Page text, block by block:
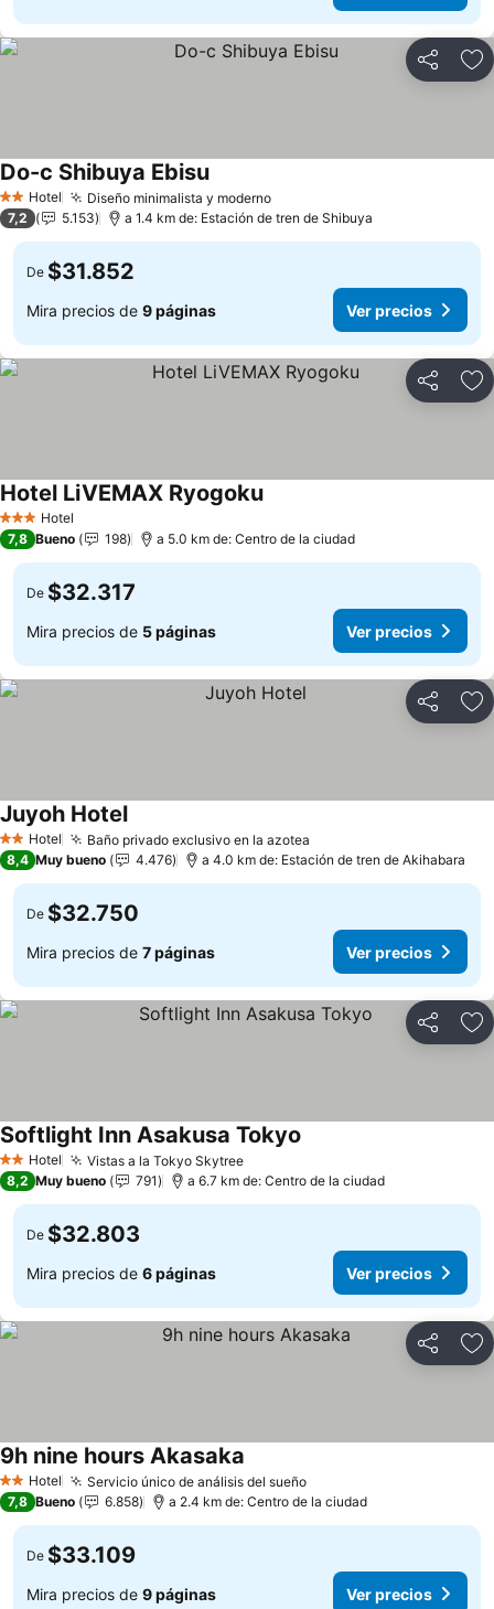
Compartir
2 Estrellas
Hotel Diseño minimalista y moderno
Do-c Shibuya Ebisu
7,2 5.153 a 1.4 km de: Estación de tren de Shibuya
De $31.852
Mira precios de 9 páginas Ver precios
Compartir
3 Estrellas
Hotel
Hotel LiVEMAX Ryogoku
7,8 Bueno 198 a 5.0 km de: Centro de la ciudad
De $32.317
Mira precios de 5 páginas Ver precios
Compartir
2 Estrellas
Hotel Baño privado exclusivo en la azotea
Juyoh Hotel
8,4 Muy bueno 4.476 a 4.0 km de: Estación de tren de Akihabara
De $32.750
Mira precios de 7 páginas Ver precios
Compartir
2 Estrellas
Hotel Vistas a la Tokyo Skytree
Softlight Inn Asakusa Tokyo
8,2 Muy bueno 791 a 6.7 km de: Centro de la ciudad
De $32.803
Mira precios de 6 páginas Ver precios
Compartir
2 Estrellas
Hotel Servicio único de análisis del sueño
9h nine hours Akasaka
7,8 Bueno 6.858 a 2.4 km de: Centro de la ciudad
De $33.109
Mira precios de 9 páginas Ver precios